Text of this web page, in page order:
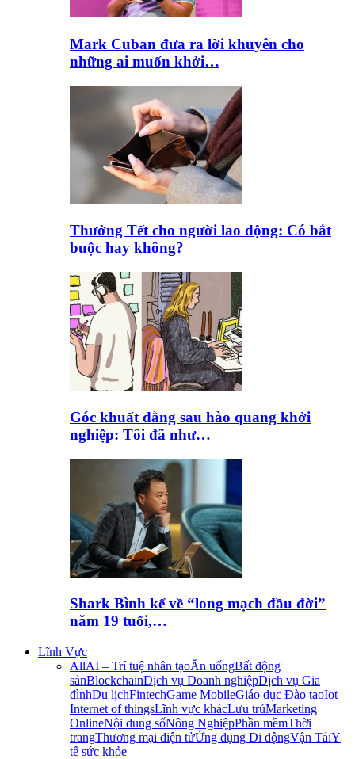
Mark Cuban đưa ra lời khuyên cho
những ai muốn khởi…
Thưởng Tết cho người lao động: Có bắt
buộc hay không?
Góc khuất đằng sau hào quang khởi
nghiệp: Tôi đã như…
Shark Bình kể về “long mạch đầu đời”
năm 19 tuổi,…
Lĩnh Vực
AllAI – Trí tuệ nhân tạoĂn uốngBất động
sảnBlockchainDịch vụ Doanh nghiệpDịch vụ Gia
đìnhDu lịchFintechGame MobileGiáo dục Đào tạoIot –
Internet of thingsLĩnh vực khácLưu trúMarketing
OnlineNội dung sốNông NghiệpPhần mềmThời
trangThương mại điện tửỨng dụng Di độngVận TảiY
tế sức khỏe